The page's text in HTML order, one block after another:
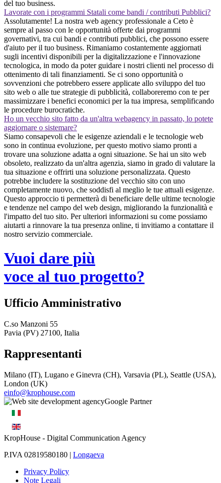
del tuo business.
Lavorate con i programmi Statali come bandi / contributi Pubblici?
Assolutamente! La nostra web agency professionale a Ceto è
sempre al passo con le opportunità offerte dai programmi
governativi, tra cui bandi e contributi pubblici, che possono essere
d'aiuto per il tuo business. Rimaniamo costantemente aggiornati
sugli incentivi disponibili per la digitalizzazione e l'innovazione
tecnologica, in modo da poter guidare i nostri clienti nel processo di
ottenimento di tali finanziamenti. Se ci sono opportunità o
sovvenzioni che potrebbero essere applicate allo sviluppo del tuo
sito web o alle tue strategie di pubblicità, collaboreremo con te per
massimizzare i benefici economici per la tua impresa, semplificando
le procedure burocratiche.
Ho un vecchio sito fatto da un'altra webagency in passato, lo potete
aggiornare o sistemare?
Siamo consapevoli che le esigenze aziendali e le tecnologie web
sono in continua evoluzione, per questo motivo siamo pronti a
trovare una soluzione adatta a ogni situazione. Se hai un sito web
obsoleto, realizzato da un'altra agenzia, siamo in grado di valutare la
tua situazione e offrirti una soluzione personalizzata. Questo
potrebbe includere la sostituzione del vecchio sito con uno
completamente nuovo, che soddisfi al meglio le tue attuali esigenze.
Questo approccio ti permetterà di beneficiare delle ultime tecnologie
e tendenze nel campo del web design, migliorando la funzionalità e
l'impatto del tuo sito. Per ulteriori informazioni su come possiamo
aiutarti a rinnovare la tua presenza online, ti invitiamo a contattare il
nostro servizio commerciale.
Vuoi dare più
voce al tuo progetto?
Ufficio Amministrativo
C.so Manzoni 55
Pavia (PV) 27100, Italia
Rappresentanti
Milano (IT), Lugano e Ginevra (CH), Varsavia (PL), Seattle (USA),
London (UK)
einfo@krophouse.com
KropHouse - Digital Communication Agency
P.IVA 02819580180 | Longaeva
Privacy Policy
Note Legali